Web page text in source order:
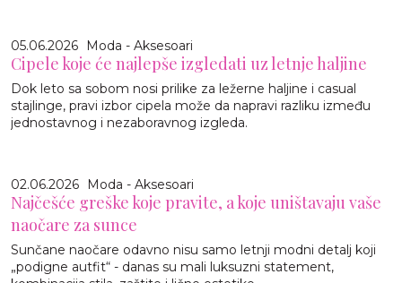
05.06.2026 Moda - Aksesoari
Cipele koje će najlepše izgledati uz letnje haljine
Dok leto sa sobom nosi prilike za ležerne haljine i casual
stajlinge, pravi izbor cipela može da napravi razliku između
jednostavnog i nezaboravnog izgleda.
02.06.2026 Moda - Aksesoari
Najčešće greške koje pravite, a koje uništavaju vaše
naočare za sunce
Sunčane naočare odavno nisu samo letnji modni detalj koji
„podigne autfit“ - danas su mali luksuzni statement,